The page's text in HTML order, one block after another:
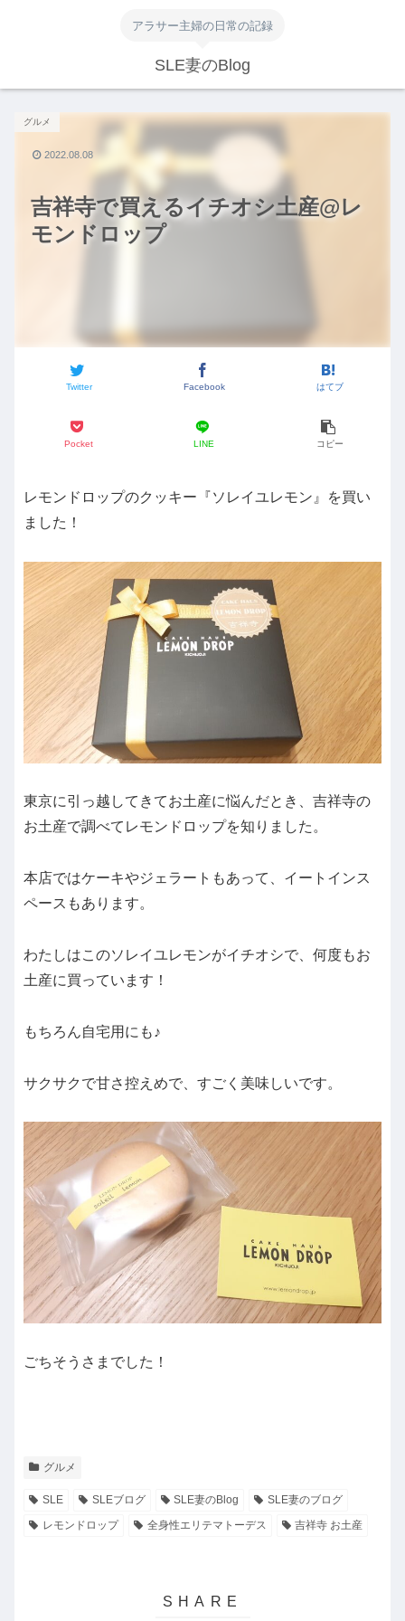
アラサー主婦の日常の記録
SLE妻のBlog
吉祥寺で買えるイチオシ土産@レ
モンドロップ
グルメ
Twitter Facebook はてブ
Pocket LINE コピー
2022.08.08
レモンドロップのクッキー『ソレイユレモン』を買い
ました！
東京に引っ越してきてお土産に悩んだとき、吉祥寺の
お土産で調べてレモンドロップを知りました。
本店ではケーキやジェラートもあって、イートインス
ペースもあります。
わたしはこのソレイユレモンがイチオシで、何度もお
土産に買っています！
もちろん自宅用にも♪
サクサクで甘さ控えめで、すごく美味しいです。
ごちそうさまでした！
グルメ
SLE SLEブログ SLE妻のBlog
SLE妻のブログ
レモンドロップ
全身性エリテマトーデス 吉祥寺 お土産